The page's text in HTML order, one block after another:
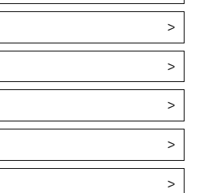
＞
＞
＞
＞
＞